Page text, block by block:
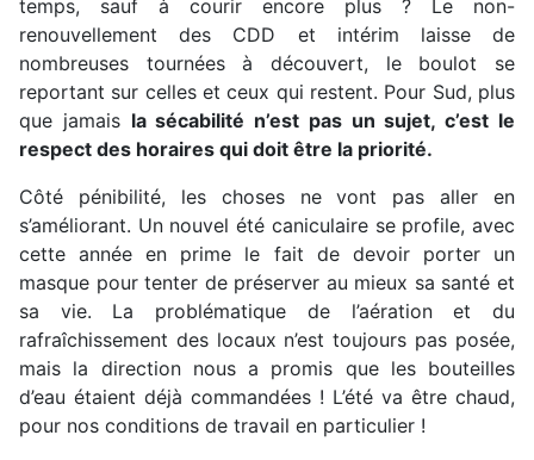
temps, sauf à courir encore plus ? Le non-
renouvellement des CDD et intérim laisse de
nombreuses tournées à découvert, le boulot se
reportant sur celles et ceux qui restent. Pour Sud, plus
que jamais la sécabilité n’est pas un sujet, c’est le
respect des horaires qui doit être la priorité.
Côté pénibilité, les choses ne vont pas aller en
s’améliorant. Un nouvel été caniculaire se profile, avec
cette année en prime le fait de devoir porter un
masque pour tenter de préserver au mieux sa santé et
sa vie. La problématique de l’aération et du
rafraîchissement des locaux n’est toujours pas posée,
mais la direction nous a promis que les bouteilles
d’eau étaient déjà commandées ! L’été va être chaud,
pour nos conditions de travail en particulier !